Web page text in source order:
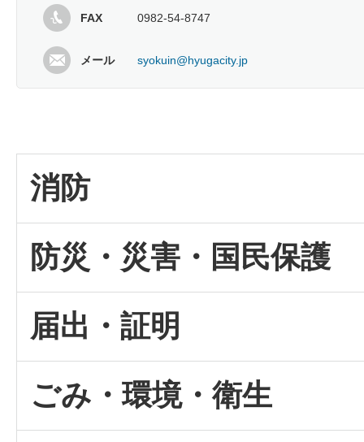
FAX 0982-54-8747
メール syokuin@hyugacity.jp
消防
防災・災害・国民保護
届出・証明
ごみ・環境・衛生